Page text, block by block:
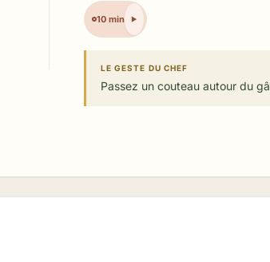
10 min
LE GESTE DU CHEF
Passez un couteau autour du